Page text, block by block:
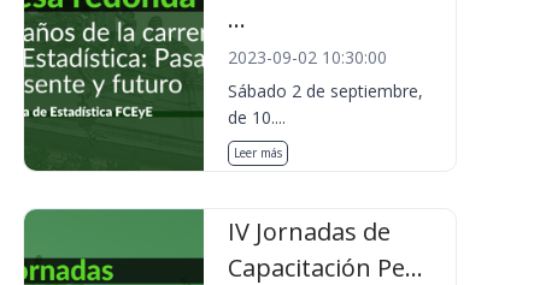
...
2023-09-02 10:30:00
Sábado 2 de septiembre,
de 10....
Leer más
IV Jornadas de
Capacitación Pe...